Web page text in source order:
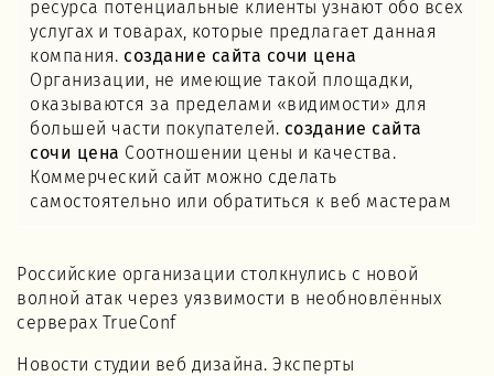
ресурса потенциальные клиенты узнают обо всех
услугах и товарах, которые предлагает данная
компания. создание сайта сочи цена
Организации, не имеющие такой площадки,
оказываются за пределами «видимости» для
большей части покупателей. создание сайта
сочи цена Соотношении цены и качества.
Коммерческий сайт можно сделать
самостоятельно или обратиться к веб мастерам
Российские организации столкнулись с новой
волной атак через уязвимости в необновлённых
серверах TrueConf
Новости студии веб дизайна. Эксперты